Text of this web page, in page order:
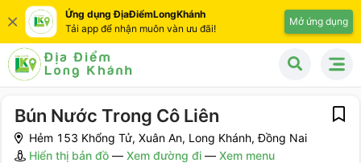
Ứng dụng ĐịaĐiểmLongKhánh
Tải app để nhận muôn vàn ưu đãi!
Mở ứng dụng
Bún Nước Trong Cô Liên
Hẻm 153 Khổng Tử, Xuân An, Long Khánh, Đồng Nai
Hiển thị bản đồ — Xem đường đi — Xem menu